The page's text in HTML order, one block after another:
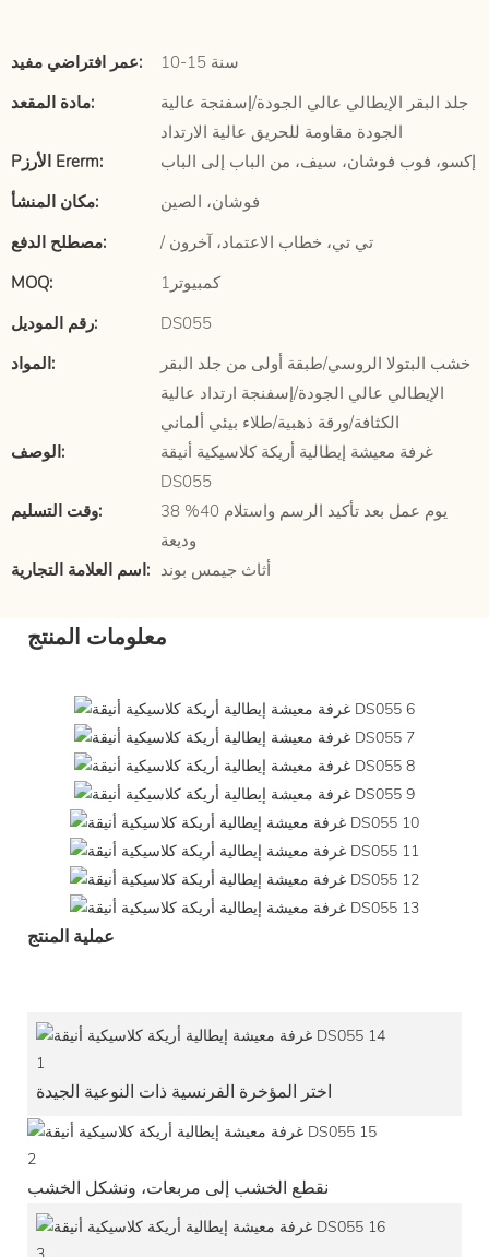
عمر افتراضي مفيد:
10-15 سنة
مادة المقعد:
جلد البقر الإيطالي عالي الجودة/إسفنجة عالية
الجودة مقاومة للحريق عالية الارتداد
Pالأرز Ererm:
إكسو، فوب فوشان، سيف، من الباب إلى الباب
مكان المنشأ:
فوشان، الصين
مصطلح الدفع:
/ تي تي، خطاب الاعتماد، آخرون
MOQ:
كمبيوتر1
رقم الموديل:
DS055
المواد:
خشب البتولا الروسي/طبقة أولى من جلد البقر
الإيطالي عالي الجودة/إسفنجة ارتداد عالية
الكثافة/ورقة ذهبية/طلاء بيئي ألماني
الوصف:
غرفة معيشة إيطالية أريكة كلاسيكية أنيقة
DS055
وقت التسليم:
38 يوم عمل بعد تأكيد الرسم واستلام 40%
وديعة
اسم العلامة التجارية: أثاث جيمس بوند
عملية المنتج
1
اختر المؤخرة الفرنسية ذات النوعية الجيدة
2
نقطع الخشب إلى مربعات، ونشكل الخشب